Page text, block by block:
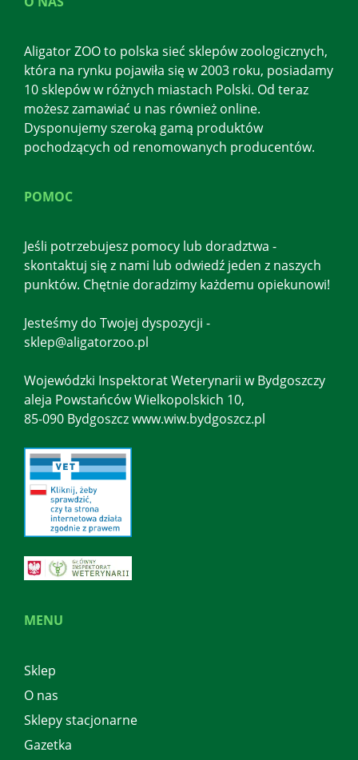
Aligator ZOO to polska sieć sklepów zoologicznych,
która na rynku pojawiła się w 2003 roku, posiadamy
10 sklepów w różnych miastach Polski. Od teraz
możesz zamawiać u nas również online.
Dysponujemy szeroką gamą produktów
pochodzących od renomowanych producentów.
MENU
Sklep
O nas
Sklepy stacjonarne
Gazetka
POMOC
Jeśli potrzebujesz pomocy lub doradztwa -
skontaktuj się z nami lub odwiedź jeden z naszych
punktów. Chętnie doradzimy każdemu opiekunowi!
Jesteśmy do Twojej dyspozycji -
sklep@aligatorzoo.pl
Wojewódzki Inspektorat Weterynarii w Bydgoszczy
aleja Powstańców Wielkopolskich 10,
85-090 Bydgoszcz www.wiw.bydgoszcz.pl